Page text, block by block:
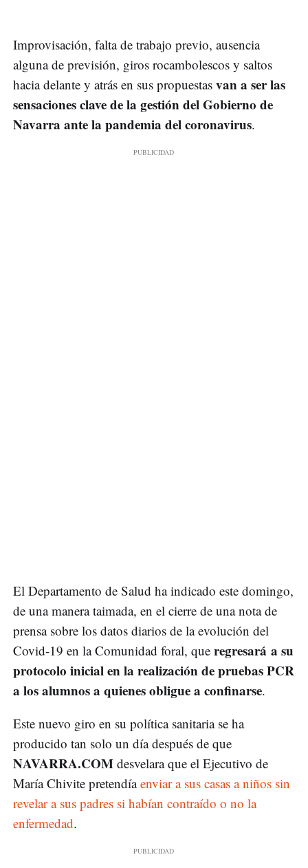
Improvisación, falta de trabajo previo, ausencia
alguna de previsión, giros rocambolescos y saltos
hacia delante y atrás en sus propuestas van a ser las
sensaciones clave de la gestión del Gobierno de
Navarra ante la pandemia del coronavirus.
El Departamento de Salud ha indicado este domingo,
de una manera taimada, en el cierre de una nota de
prensa sobre los datos diarios de la evolución del
Covid-19 en la Comunidad foral, que regresará a su
protocolo inicial en la realización de pruebas PCR
a los alumnos a quienes obligue a confinarse.
Este nuevo giro en su política sanitaria se ha
producido tan solo un día después de que
NAVARRA.COM desvelara que el Ejecutivo de
María Chivite pretendíaenviar a sus casas a niños sin
revelar a sus padres si habían contraído o no la
enfermedad.